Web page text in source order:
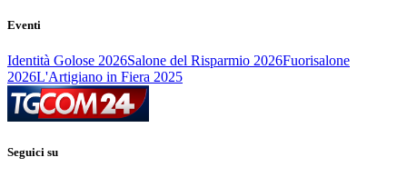
Eventi
Identità Golose 2026Salone del Risparmio 2026Fuorisalone
2026L'Artigiano in Fiera 2025
Seguici su